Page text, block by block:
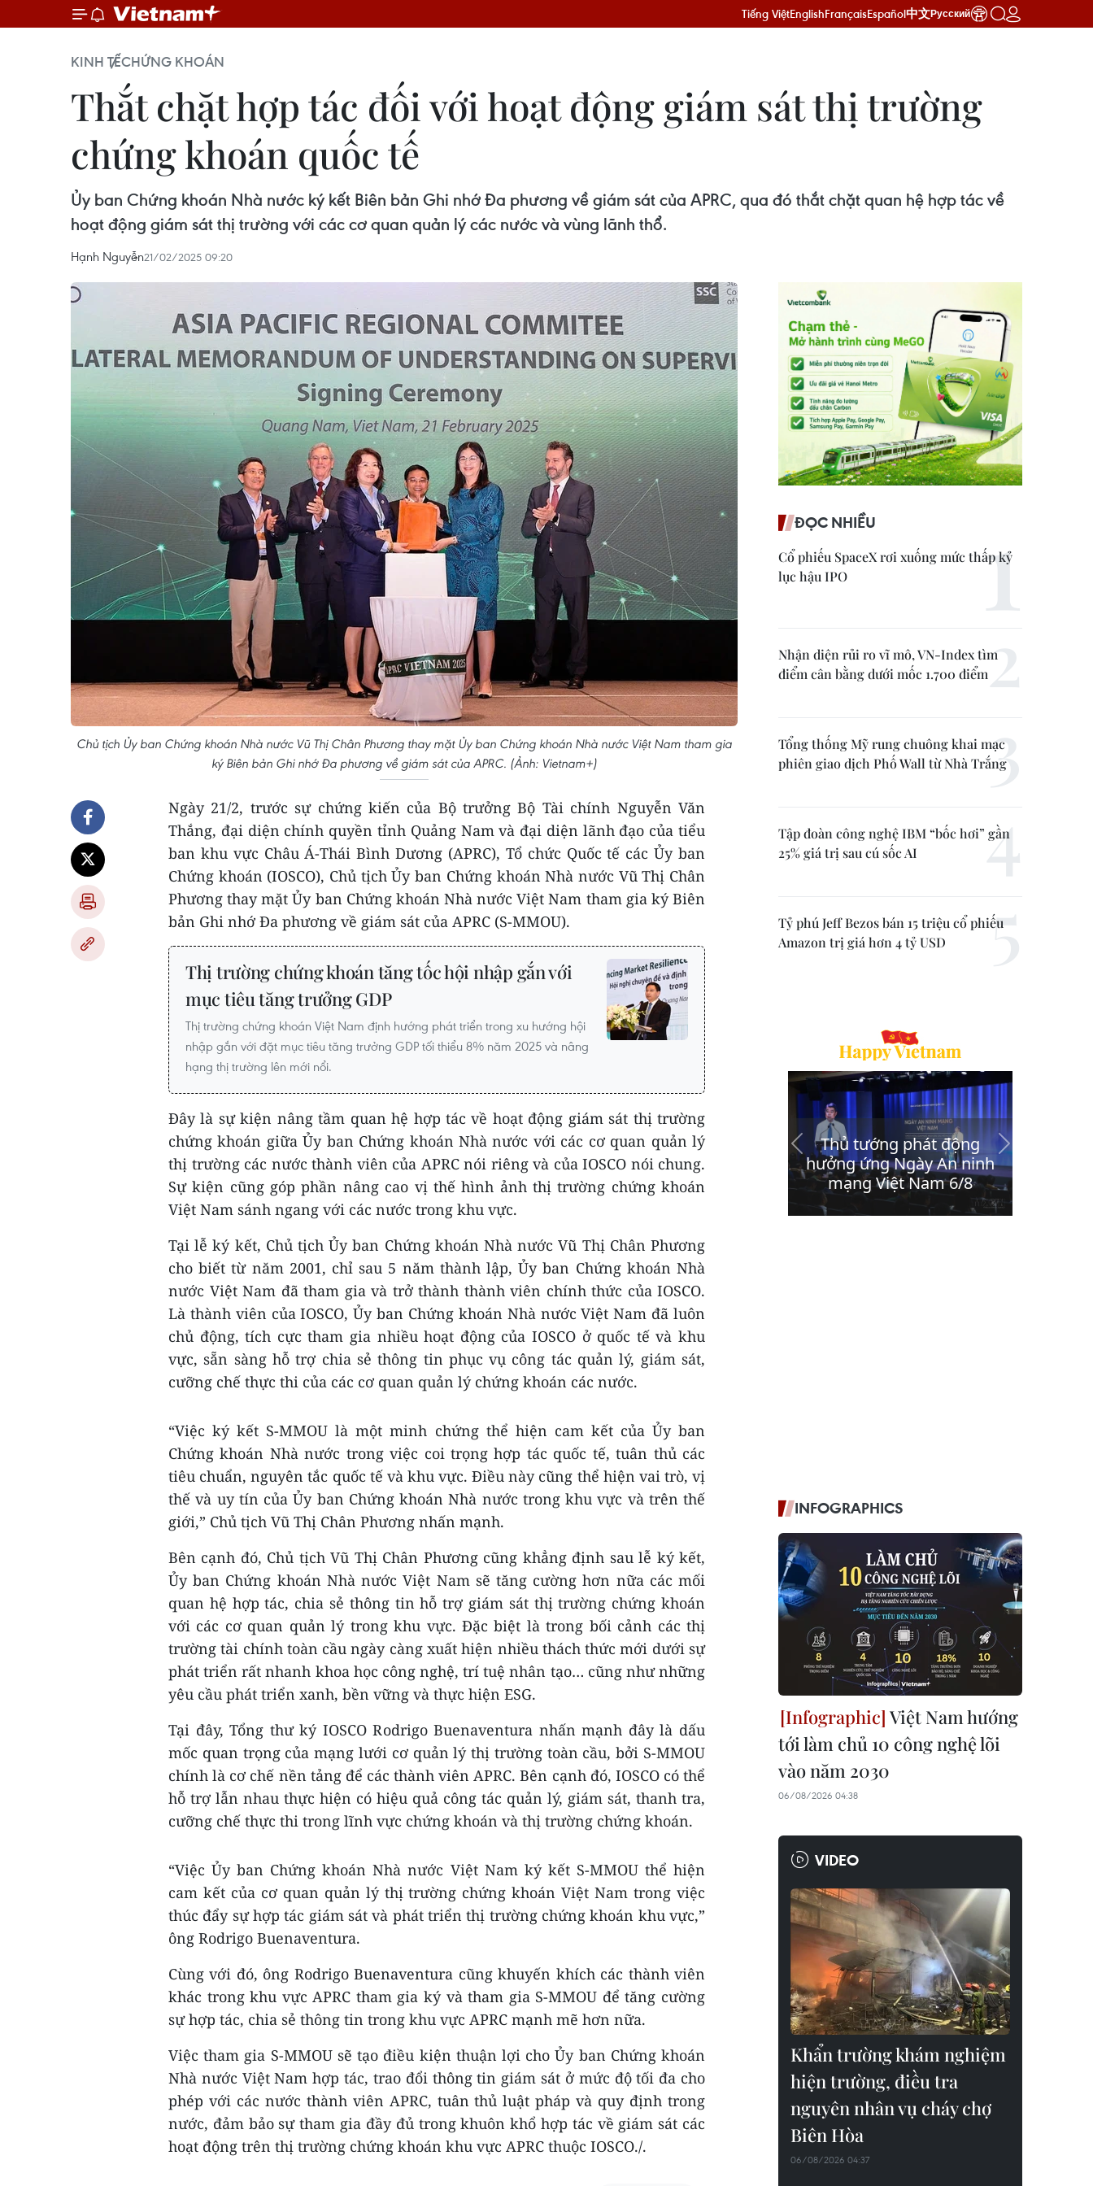
Tiếng ViệtEnglishFrançaisEspañol中文Русский
KINH TẾCHỨNG KHOÁN
Thắt chặt hợp tác đối với hoạt động giám sát thị trường
chứng khoán quốc tế
Ủy ban Chứng khoán Nhà nước ký kết Biên bản Ghi nhớ Đa phương về giám sát của APRC, qua đó thắt chặt quan hệ hợp tác về
hoạt động giám sát thị trường với các cơ quan quản lý các nước và vùng lãnh thổ.
Hạnh Nguyễn21/02/2025 09:20
Chủ tịch Ủy ban Chứng khoán Nhà nước Vũ Thị Chân Phương thay mặt Ủy ban Chứng khoán Nhà nước Việt Nam tham gia
ký Biên bản Ghi nhớ Đa phương về giám sát của APRC. (Ảnh: Vietnam+)
Ngày 21/2, trước sự chứng kiến của Bộ trưởng Bộ Tài chính Nguyễn Văn
Thắng, đại diện chính quyền tỉnh Quảng Nam và đại diện lãnh đạo của tiểu
ban khu vực Châu Á-Thái Bình Dương (APRC), Tổ chức Quốc tế các Ủy ban
Chứng khoán (IOSCO), Chủ tịch Ủy ban Chứng khoán Nhà nước Vũ Thị Chân
Phương thay mặt Ủy ban Chứng khoán Nhà nước Việt Nam tham gia ký Biên
bản Ghi nhớ Đa phương về giám sát của APRC (S-MMOU).
Thị trường chứng khoán tăng tốc hội nhập gắn với
mục tiêu tăng trưởng GDP
Thị trường chứng khoán Việt Nam định hướng phát triển trong xu hướng hội
nhập gắn với đặt mục tiêu tăng trưởng GDP tối thiểu 8% năm 2025 và nâng
hạng thị trường lên mới nổi.
Đây là sự kiện nâng tầm quan hệ hợp tác về hoạt động giám sát thị trường
chứng khoán giữa Ủy ban Chứng khoán Nhà nước với các cơ quan quản lý
thị trường các nước thành viên của APRC nói riêng và của IOSCO nói chung.
Sự kiện cũng góp phần nâng cao vị thế hình ảnh thị trường chứng khoán
Việt Nam sánh ngang với các nước trong khu vực.
Tại lễ ký kết, Chủ tịch Ủy ban Chứng khoán Nhà nước Vũ Thị Chân Phương
cho biết từ năm 2001, chỉ sau 5 năm thành lập, Ủy ban Chứng khoán Nhà
nước Việt Nam đã tham gia và trở thành thành viên chính thức của IOSCO.
Là thành viên của IOSCO, Ủy ban Chứng khoán Nhà nước Việt Nam đã luôn
chủ động, tích cực tham gia nhiều hoạt động của IOSCO ở quốc tế và khu
vực, sẵn sàng hỗ trợ chia sẻ thông tin phục vụ công tác quản lý, giám sát,
cưỡng chế thực thi của các cơ quan quản lý chứng khoán các nước.
“Việc ký kết S-MMOU là một minh chứng thể hiện cam kết của Ủy ban
Chứng khoán Nhà nước trong việc coi trọng hợp tác quốc tế, tuân thủ các
tiêu chuẩn, nguyên tắc quốc tế và khu vực. Điều này cũng thể hiện vai trò, vị
thế và uy tín của Ủy ban Chứng khoán Nhà nước trong khu vực và trên thế
giới,” Chủ tịch Vũ Thị Chân Phương nhấn mạnh.
Bên cạnh đó, Chủ tịch Vũ Thị Chân Phương cũng khẳng định sau lễ ký kết,
Ủy ban Chứng khoán Nhà nước Việt Nam sẽ tăng cường hơn nữa các mối
quan hệ hợp tác, chia sẻ thông tin hỗ trợ giám sát thị trường chứng khoán
với các cơ quan quản lý trong khu vực. Đặc biệt là trong bối cảnh các thị
trường tài chính toàn cầu ngày càng xuất hiện nhiều thách thức mới dưới sự
phát triển rất nhanh khoa học công nghệ, trí tuệ nhân tạo… cũng như những
yêu cầu phát triển xanh, bền vững và thực hiện ESG.
Tại đây, Tổng thư ký IOSCO Rodrigo Buenaventura nhấn mạnh đây là dấu
mốc quan trọng của mạng lưới cơ quản lý thị trường toàn cầu, bởi S-MMOU
chính là cơ chế nền tảng để các thành viên APRC. Bên cạnh đó, IOSCO có thể
hỗ trợ lẫn nhau thực hiện có hiệu quả công tác quản lý, giám sát, thanh tra,
cưỡng chế thực thi trong lĩnh vực chứng khoán và thị trường chứng khoán.
“Việc Ủy ban Chứng khoán Nhà nước Việt Nam ký kết S-MMOU thể hiện
cam kết của cơ quan quản lý thị trường chứng khoán Việt Nam trong việc
thúc đẩy sự hợp tác giám sát và phát triển thị trường chứng khoán khu vực,”
ông Rodrigo Buenaventura.
Cùng với đó, ông Rodrigo Buenaventura cũng khuyến khích các thành viên
khác trong khu vực APRC tham gia ký và tham gia S-MMOU để tăng cường
sự hợp tác, chia sẻ thông tin trong khu vực APRC mạnh mẽ hơn nữa.
Việc tham gia S-MMOU sẽ tạo điều kiện thuận lợi cho Ủy ban Chứng khoán
Nhà nước Việt Nam hợp tác, trao đổi thông tin giám sát ở mức độ tối đa cho
phép với các nước thành viên APRC, tuân thủ luật pháp và quy định trong
nước, đảm bảo sự tham gia đầy đủ trong khuôn khổ hợp tác về giám sát các
hoạt động trên thị trường chứng khoán khu vực APRC thuộc IOSCO./.
ĐỌC NHIỀU
Cổ phiếu SpaceX rơi xuống mức thấp kỷ
lục hậu IPO
Nhận diện rủi ro vĩ mô, VN-Index tìm
điểm cân bằng dưới mốc 1.700 điểm
Tổng thống Mỹ rung chuông khai mạc
phiên giao dịch Phố Wall từ Nhà Trắng
Tập đoàn công nghệ IBM “bốc hơi” gần
25% giá trị sau cú sốc AI
Tỷ phú Jeff Bezos bán 15 triệu cổ phiếu
Amazon trị giá hơn 4 tỷ USD
INFOGRAPHICS
Việt Nam hướng
tới làm chủ 10 công nghệ lõi
vào năm 2030
06/08/2026 04:38
VIDEO
Khẩn trường khám nghiệm
hiện trường, điều tra
nguyên nhân vụ cháy chợ
Biên Hòa
06/08/2026 04:37